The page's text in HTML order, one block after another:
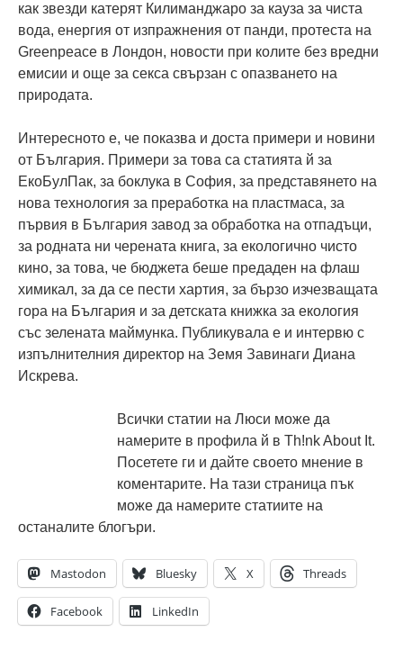
как звезди катерят Килиманджаро за кауза за чиста
вода, енергия от изпражнения от панди, протеста на
Greenpeace в Лондон, новости при колите без вредни
емисии и още за секса свързан с опазването на
природата.
Интересното е, че показва и доста примери и новини
от България. Примери за това са статията й за
ЕкоБулПак, за боклука в София, за представянето на
нова технология за преработка на пластмаса, за
първия в България завод за обработка на отпадъци,
за родната ни черената книга, за екологично чисто
кино, за това, че бюджета беше предаден на флаш
химикал, за да се пести хартия, за бързо изчезващата
гора на България и за детската книжка за екология
със зелената маймунка. Публикувала е и интервю с
изпълнителния директор на Земя Завинаги Диана
Искрева.
Всички статии на Люси може да
намерите в профила й в Th!nk About It.
Посетете ги и дайте своето мнение в
коментарите. На тази страница пък
може да намерите статиите на
останалите блогъри.
Mastodon Bluesky X Threads
Facebook LinkedIn